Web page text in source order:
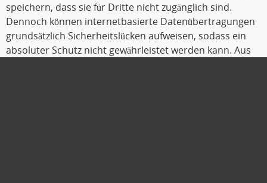
speichern, dass sie für Dritte nicht zugänglich sind.
Dennoch können internetbasierte Datenübertragungen
grundsätzlich Sicherheitslücken aufweisen, sodass ein
absoluter Schutz nicht gewährleistet werden kann. Aus